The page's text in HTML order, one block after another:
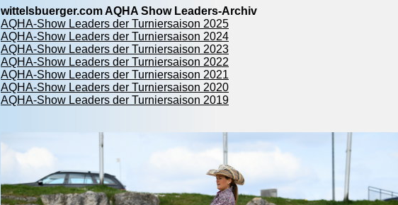
wittelsbuerger.com AQHA Show Leaders-Archiv
AQHA-Show Leaders der Turniersaison 2025
AQHA-Show Leaders der Turniersaison 2024
AQHA-Show Leaders der Turniersaison 2023
AQHA-Show Leaders der Turniersaison 2022
AQHA-Show Leaders der Turniersaison 2021
AQHA-Show Leaders der Turniersaison 2020
AQHA-Show Leaders der Turniersaison 2019